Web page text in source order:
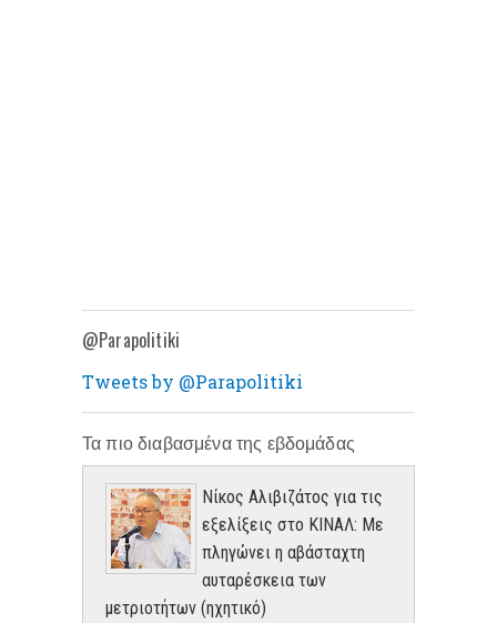
@Parapolitiki
Tweets by @Parapolitiki
Τα πιο διαβασμένα της εβδομάδας
Νίκος Αλιβιζάτος για τις
εξελίξεις στο ΚΙΝΑΛ: Με
πληγώνει η αβάσταχτη
αυταρέσκεια των
μετριοτήτων (ηχητικό)